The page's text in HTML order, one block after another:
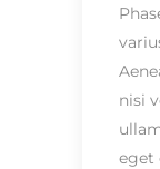
nisi
eget